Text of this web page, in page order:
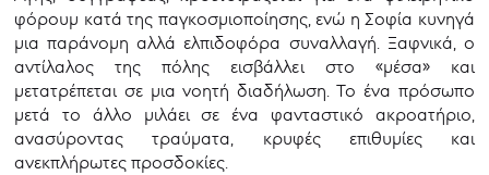
φόρουμ κατά της παγκοσμιοποίησης, ενώ η Σοφία κυνηγά
μια παράνομη αλλά ελπιδοφόρα συναλλαγή. Ξαφνικά, ο
αντίλαλος της πόλης εισβάλλει στο «μέσα» και
μετατρέπεται σε μια νοητή διαδήλωση. Το ένα πρόσωπο
μετά το άλλο μιλάει σε ένα φανταστικό ακροατήριο,
ανασύροντας τραύματα, κρυφές επιθυμίες και
ανεκπλήρωτες προσδοκίες.